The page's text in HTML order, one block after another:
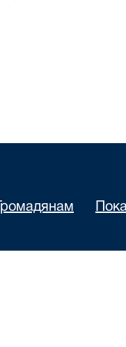
Громадянам